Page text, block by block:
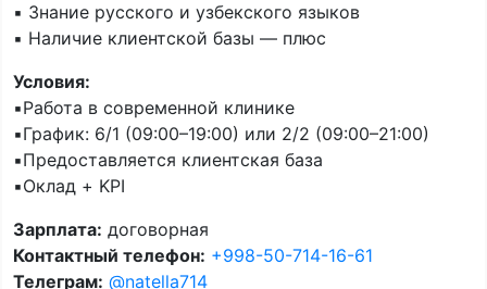
▪️ Знание русского и узбекского языков
▪️ Наличие клиентской базы — плюс
Условия:
▪️Работа в современной клинике
▪️График: 6/1 (09:00–19:00) или 2/2 (09:00–21:00)
▪️Предоставляется клиентская база
▪️Оклад + KPI
Зарплата: договорная
Контактный телефон: +998-50-714-16-61
Телеграм: @natella714